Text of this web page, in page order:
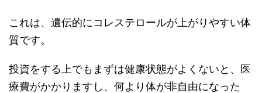
これは、遺伝的にコレステロールが上がりやすい体
質です。
投資をする上でもまずは健康状態がよくないと、医
療費がかかりますし、何より体が非自由になった